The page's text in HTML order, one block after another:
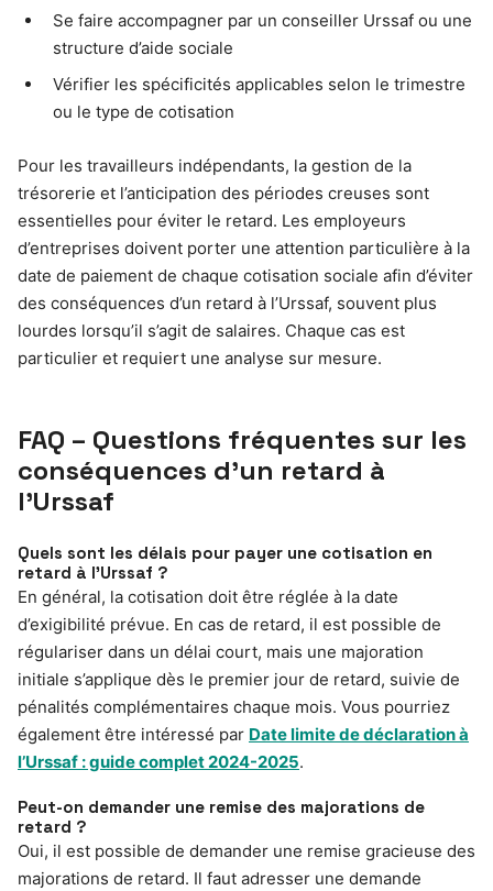
Se faire accompagner par un conseiller Urssaf ou une
structure d’aide sociale
Vérifier les spécificités applicables selon le trimestre
ou le type de cotisation
Pour les travailleurs indépendants, la gestion de la
trésorerie et l’anticipation des périodes creuses sont
essentielles pour éviter le retard. Les employeurs
d’entreprises doivent porter une attention particulière à la
date de paiement de chaque cotisation sociale afin d’éviter
des conséquences d’un retard à l’Urssaf, souvent plus
lourdes lorsqu’il s’agit de salaires. Chaque cas est
particulier et requiert une analyse sur mesure.
FAQ – Questions fréquentes sur les
conséquences d’un retard à
l’Urssaf
Quels sont les délais pour payer une cotisation en
retard à l’Urssaf ?
En général, la cotisation doit être réglée à la date
d’exigibilité prévue. En cas de retard, il est possible de
régulariser dans un délai court, mais une majoration
initiale s’applique dès le premier jour de retard, suivie de
pénalités complémentaires chaque mois. Vous pourriez
également être intéressé par Date limite de déclaration à
l’Urssaf : guide complet 2024-2025.
Peut-on demander une remise des majorations de
retard ?
Oui, il est possible de demander une remise gracieuse des
majorations de retard. Il faut adresser une demande